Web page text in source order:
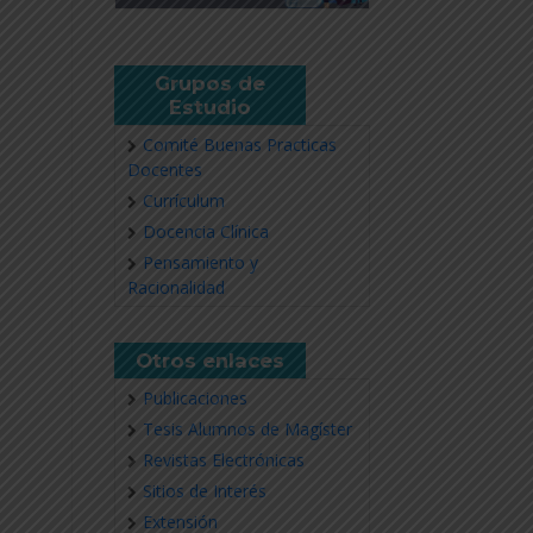
Grupos de
Estudio
Comité Buenas Practicas
Docentes
Currículum
Docencia Clínica
Pensamiento y
Racionalidad
Otros enlaces
Publicaciones
Tesis Alumnos de Magíster
Revistas Electrónicas
Sitios de Interés
Extensión